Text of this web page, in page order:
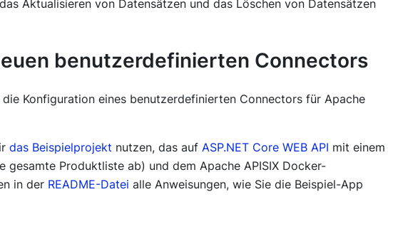
Aktualisieren von Datensätzen und das Löschen von Datensätzen
benutzerdefinierten Connectors
Konfiguration eines benutzerdefinierten Connectors für Apache
das Beispielprojekt nutzen, das auf ASP.NET Core WEB API mit einem
gesamte Produktliste ab) und dem Apache APISIX Docker-
in der README-Datei alle Anweisungen, wie Sie die Beispiel-App